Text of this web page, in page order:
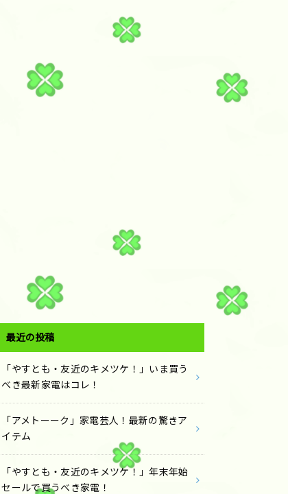
最近の投稿
「やすとも・友近のキメツケ！」いま買う
べき最新家電はコレ！
「アメトーーク」家電芸人！最新の驚きア
イテム
「やすとも・友近のキメツケ！」年末年始
セールで買うべき家電！